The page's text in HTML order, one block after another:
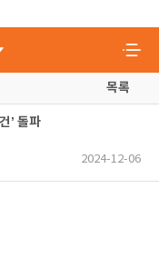
목록
’ 돌파
2024-12-06